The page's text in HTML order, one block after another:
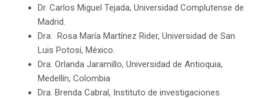
Dr. Carlos Miguel Tejada, Universidad Complutense de
Madrid.
Dra. Rosa María Martínez Rider, Universidad de San
Luis Potosí, México.
Dra. Orlanda Jaramillo, Universidad de Antioquia,
Medellín, Colombia
Dra. Brenda Cabral, Instituto de investigaciones